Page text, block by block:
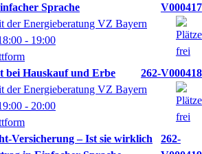
Sprache
V000417
der Energieberatung VZ Bayern
- 19:00
bei Hauskauf und Erbe
262-V000418
der Energieberatung VZ Bayern
- 20:00
Versicherung – Ist sie wirklich
262-